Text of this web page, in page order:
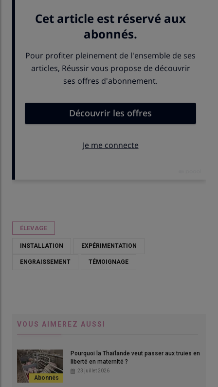
L'équipe salariée de l'Earl Realap autour des associées Élodie
et sa maman Claudette : Amélie, Alain, Pascal, et Anaïs
(apprentie).
ÉLEVAGE
INSTALLATION EXPÉRIMENTATION
ENGRAISSEMENT TÉMOIGNAGE
VOUS AIMEREZ AUSSI
Pourquoi la Thaïlande veut passer aux truies en
liberté en maternité ?
23 juillet 2026